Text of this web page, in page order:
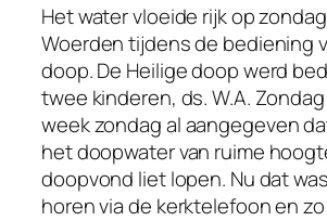
Het water vloeide rijk op
Woerden tijdens de bediening
doop. De Heilige doop werd
twee kinderen, ds. W.A.
week zondag al aangegeven
het doopwater van ruime
doopvond liet lopen. Nu dat
horen via de kerktelefoon en